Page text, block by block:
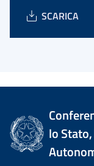
SCARICA
lo